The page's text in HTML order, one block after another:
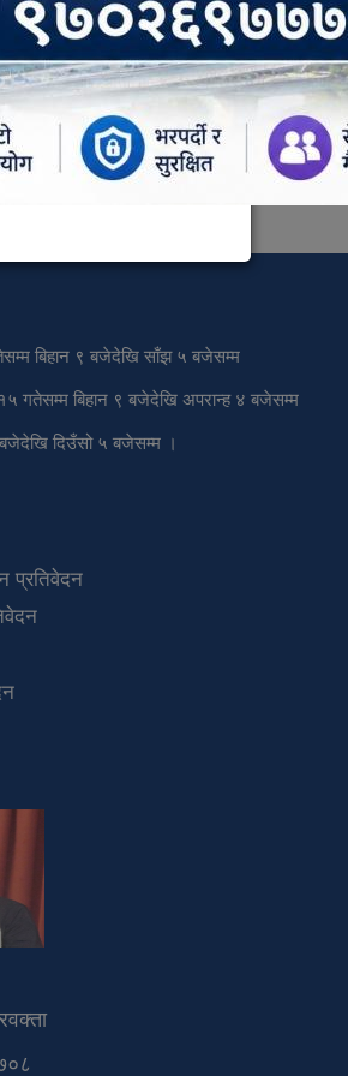
बिहान ९ बजेदेखि साँझ ५ बजेसम्म
गतेसम्म बिहान ९ बजेदेखि अपरान्ह ४ बजेसम्म
दिउँसो ५ बजेसम्म ।
प्रतिवेदन
रिजाल
१ / प्रवक्ता